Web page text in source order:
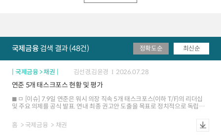
강보합 ○ 환율: 달러화지수는 7월 ADP 민간고용 둔화 등으로 하락 유로화는
국제금융검색 결과 (48건) 정확도순 최신순
국제금융 > 채권 김선경,김윤경 2026.07.28
연준 5개 태스크포스 현황 및 평가
ㅁ [이슈] 7.9일 연준은 워시 의장 직속 5개 태스크포스(이하 T/F)의 리더십
및 주요 의제를 공식 발표. 연내 최종 권고안 도출을 목표로 정치적으로 독립적
커뮤니케이션ㆍ대차대조표 관련 T/F 이며, 중장기적으로는 인플레이션 T/F의
중요성이 커질 것으로 기대 ㅁ [평가] 시장에서는 금번 T/F 출범에 대해 워시
홈 국제금융 채권